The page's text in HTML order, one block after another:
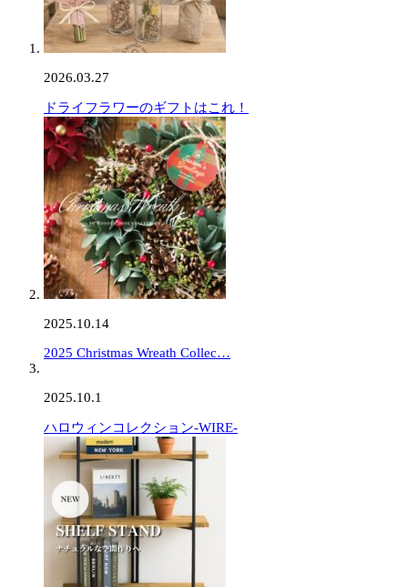
2026.03.27
ドライフラワーのギフトはこれ！
2025.10.14
2025 Christmas Wreath Collec…
2025.10.1
ハロウィンコレクション-WIRE-